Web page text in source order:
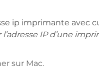
IP d’une
sur Mac.